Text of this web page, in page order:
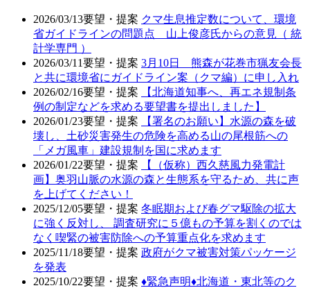
2026/03/13要望・提案 クマ生息推定数について、環境
省ガイドラインの問題点 山上俊彦氏からの意見（ 統
計学専門 ）
2026/03/11要望・提案 3月10日 熊森が花巻市猟友会長
と共に環境省にガイドライン案（クマ編）に申し入れ
2026/02/16要望・提案
【北海道知事へ、再エネ規制条
例の制定などを求める要望書を提出しました】
2026/01/23要望・提案
【署名のお願い】水源の森を破
壊し、土砂災害発生の危険を高める山の尾根筋への
「メガ風車」建設規制を国に求めます
2026/01/22要望・提案
【（仮称）西久慈風力発電計
画】奥羽山脈の水源の森と生態系を守るため、共に声
を上げてください！
2025/12/05要望・提案 冬眠期および春グマ駆除の拡大
に強く反対し、 調査研究に５億もの予算を割くのでは
なく喫緊の被害防除への予算重点化を求めます
2025/11/18要望・提案 政府がクマ被害対策パッケージ
を発表
2025/10/22要望・提案 ♦️緊急声明♦️北海道・東北等のク